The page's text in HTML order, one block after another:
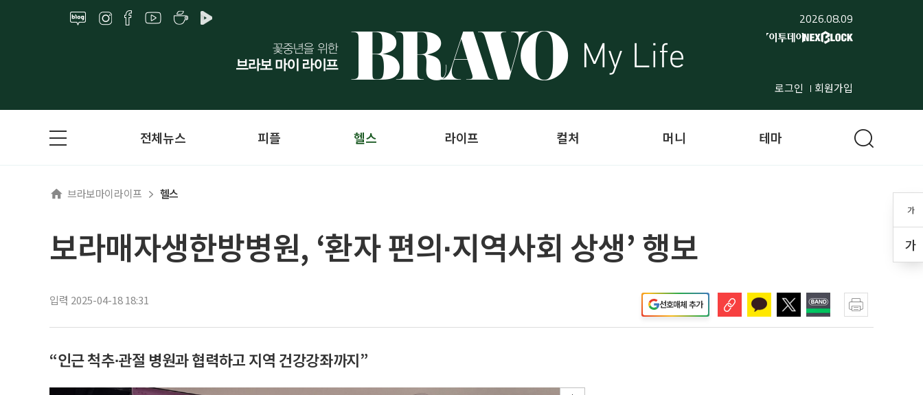
2026.08.09
로그인 회원가입
가
가
전체뉴스 피플 헬스 라이프 컬처 머니 테마
브라보마이라이프 헬스
보라매자생한방병원, ‘환자 편의∙지역사회 상생’ 행보
입력 2025-04-18 18:31 선호매체 추가
“인근 척추∙관절 병원과 협력하고 지역 건강강좌까지”